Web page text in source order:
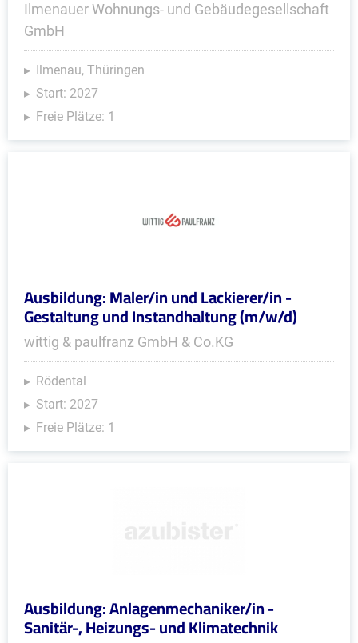
Ilmenauer Wohnungs- und Gebäudegesellschaft
GmbH
Ilmenau, Thüringen
Start: 2027
Freie Plätze: 1
Ausbildung: Maler/in und Lackierer/in -
Gestaltung und Instandhaltung (m/w/d)
wittig & paulfranz GmbH & Co.KG
Rödental
Start: 2027
Freie Plätze: 1
Ausbildung: Anlagenmechaniker/in -
Sanitär-, Heizungs- und Klimatechnik